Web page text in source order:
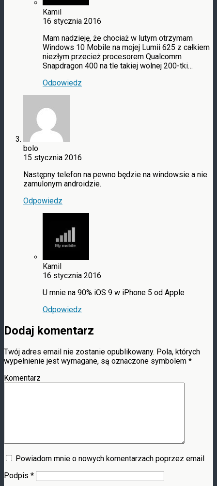
Kamil
16 stycznia 2016
Mam nadzieję, że chociaż w lutym otrzymam
Windows 10 Mobile na mojej Lumii 625 z całkiem
niezłym przecież procesorem Qualcomm
Snapdragon 400 na tle takiej wolnej 200-tki…
Odpowiedz
bolo
15 stycznia 2016
Następny telefon na pewno będzie na windowsie a nie
zamulonym androidzie.
Odpowiedz
Kamil
16 stycznia 2016
U mnie na 90% iOS 9 w iPhone 5 od Apple
Odpowiedz
Dodaj komentarz
Twój adres email nie zostanie opublikowany. Pola, których
wypełnienie jest wymagane, są oznaczone symbolem *
Komentarz
Powiadom mnie o nowych komentarzach poprzez email
Podpis *